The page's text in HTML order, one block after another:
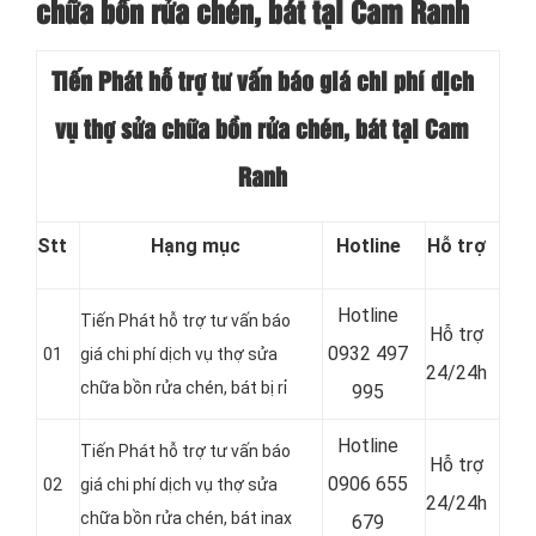
chữa bồn rửa chén, bát tại Cam Ranh
Tiến Phát hỗ trợ tư vấn báo giá chi phí dịch
vụ thợ sửa chữa bồn rửa chén, bát tại Cam
Ranh
Stt Hạng mục Hotline Hỗ trợ
01
Tiến Phát hỗ trợ tư vấn báo
giá chi phí dịch vụ thợ sửa
chữa bồn rửa chén, bát bị rỉ
Hotline
0932 497
995
Hỗ trợ
24/24h
02
Tiến Phát hỗ trợ tư vấn báo
giá chi phí dịch vụ thợ sửa
chữa bồn rửa chén, bát inax
Hotline
0906 655
679
Hỗ trợ
24/24h